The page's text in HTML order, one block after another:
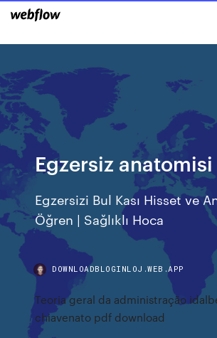
Egzersiz
Egzersizi Bul Kası Hisset ve
Öğren | Sağlıklı Hoca
DOWNLOADBLOGINLOJ.WEB.APP
Teoria geral da administração
chiavenato pdf download